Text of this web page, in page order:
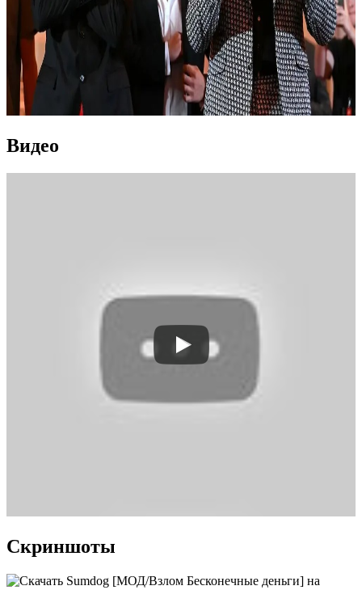
Видео
Скриншоты